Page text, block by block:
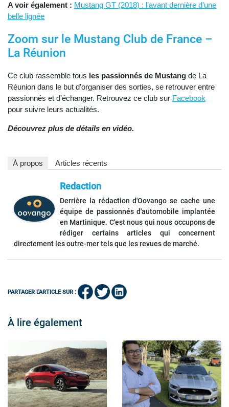
A voir également : Mustang GT (2018) : l’avant dernière d’une
belle lignée
Zoom sur le Mustang Club de France –
La Réunion
Ce club rassemble tous les passionnés de Mustang de La
Réunion dans le but d’organiser des sorties, se retrouver entre
passionnés et d’échanger. Retrouvez ce club sur Facebook
pour suivre leurs actualités.
Découvrez plus de détails en vidéo.
À propos Articles récents
Redaction
Derrière la rédaction d'Oovango se cache une
équipe de passionnés d'automobile implantée
en Martinique. C'est nous qui nous occupons de
rédiger certains articles qui concernent
directement les outre-mer tels que les revues de marché.
PARTAGER L'ARTICLE SUR :
À lire également